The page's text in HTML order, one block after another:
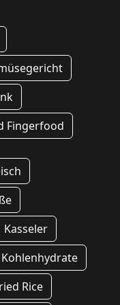
Fingerfood
Kasseler
Kohlenhydrate
Rice